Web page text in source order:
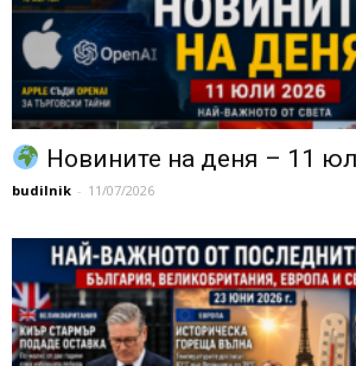
Новините на деня – 11
budilnik - 11/07/2026